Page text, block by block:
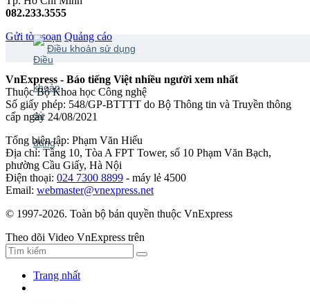
082.233.3555
Gửi tòa soạn Quảng cáo
Điều khoản sử dụng
VnExpress - Báo tiếng Việt nhiều người xem nhất
Thuộc Bộ Khoa học Công nghệ
Số giấy phép: 548/GP-BTTTT do Bộ Thông tin và Truyền thông
cấp ngày 24/08/2021
Tổng biên tập: Phạm Văn Hiếu
Địa chỉ: Tầng 10, Tòa A FPT Tower, số 10 Phạm Văn Bạch,
phường Cầu Giấy, Hà Nội
Điện thoại: 024 7300 8899 - máy lẻ 4500
Email: webmaster@vnexpress.net
© 1997-2026. Toàn bộ bản quyền thuộc VnExpress
Theo dõi Video VnExpress trên
Trang nhất